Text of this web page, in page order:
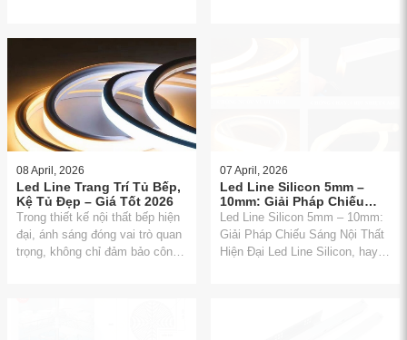
08 April, 2026
Led Line Trang Trí Tủ Bếp,
Kệ Tủ Đẹp – Giá Tốt 2026
Trong thiết kế nội thất bếp hiện
đại, ánh sáng đóng vai trò quan
trọng, không chỉ đảm bảo công
07 April, 2026
Led Line Silicon 5mm –
10mm: Giải Pháp Chiếu
Sáng Nội Thất Hiện Đại
Led Line Silicon 5mm – 10mm:
Giải Pháp Chiếu Sáng Nội Thất
Hiện Đại Led Line Silicon, hay